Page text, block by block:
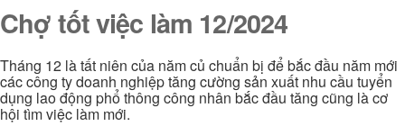
Chợ tốt việc làm 12/2024
Tháng 12 là tất niên của năm củ chuẩn bị để bắc đầu năm mới
các công ty doanh nghiệp tăng cường sản xuất nhu cầu tuyển
dụng lao động phổ thông công nhân bắc đầu tăng cũng là cơ
hội tìm việc làm mới.